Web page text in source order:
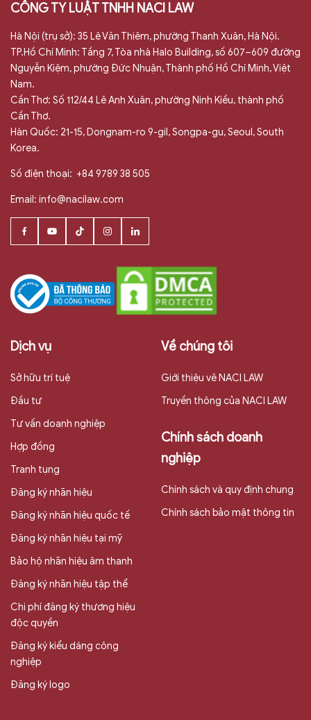
CÔNG TY LUẬT TNHH NACI LAW
Hà Nội (trụ sở): 35 Lê Văn Thiêm, phường Thanh Xuân, Hà Nội.
TP.Hồ Chí Minh: Tầng 7, Tòa nhà Halo Building, số 607–609 đường
Nguyễn Kiệm, phường Đức Nhuận, Thành phố Hồ Chí Minh, Việt
Nam.
Cần Thơ: Số 112/44 Lê Anh Xuân, phường Ninh Kiều, thành phố
Cần Thơ.
Hàn Quốc: 21-15, Dongnam-ro 9-gil, Songpa-gu, Seoul, South
Korea.
Số điện thoại: +84 9789 38 505
Email: info@nacilaw.com
Dịch vụ
Sở hữu trí tuệ
Đầu tư
Tư vấn doanh nghiệp
Hợp đồng
Tranh tụng
Đăng ký nhãn hiệu
Đăng ký nhãn hiệu quốc tế
Đăng ký nhãn hiệu tại mỹ
Bảo hộ nhãn hiệu âm thanh
Đăng ký nhãn hiệu tập thể
Chi phí đăng ký thương hiệu
độc quyền
Đăng ký kiểu dáng công
nghiệp
Đăng ký logo
Về chúng tôi
Giới thiệu vê NACI LAW
Truyền thông của NACI LAW
Chính sách doanh
nghiệp
Chính sách và quy định chung
Chính sách bảo mật thông tin